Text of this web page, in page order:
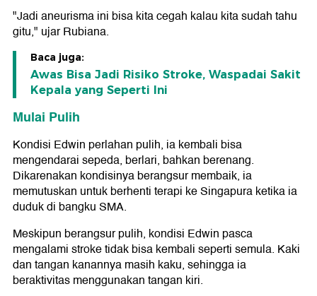
"Jadi aneurisma ini bisa kita cegah kalau kita sudah tahu
gitu," ujar Rubiana.
Baca juga:
Awas Bisa Jadi Risiko Stroke, Waspadai Sakit
Kepala yang Seperti Ini
Mulai Pulih
Kondisi Edwin perlahan pulih, ia kembali bisa
mengendarai sepeda, berlari, bahkan berenang.
Dikarenakan kondisinya berangsur membaik, ia
memutuskan untuk berhenti terapi ke Singapura ketika ia
duduk di bangku SMA.
Meskipun berangsur pulih, kondisi Edwin pasca
mengalami stroke tidak bisa kembali seperti semula. Kaki
dan tangan kanannya masih kaku, sehingga ia
beraktivitas menggunakan tangan kiri.